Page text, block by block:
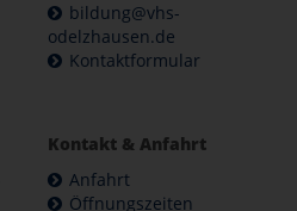
bildung@vhs-
odelzhausen.de
Kontaktformular
Kontakt & Anfahrt
Anfahrt
Öffnungszeiten